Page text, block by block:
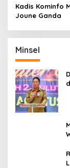
Kadis Kominfo
Joune Ganda
Minsel